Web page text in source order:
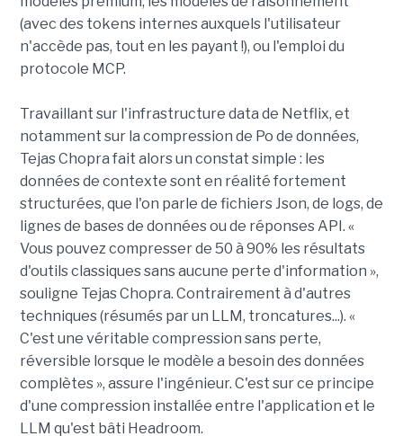
(avec des tokens internes auxquels l'utilisateur
n'accède pas, tout en les payant !), ou l'emploi du
protocole MCP.
Travaillant sur l'infrastructure data de Netflix, et
notamment sur la compression de Po de données,
Tejas Chopra fait alors un constat simple : les
données de contexte sont en réalité fortement
structurées, que l'on parle de fichiers Json, de logs, de
lignes de bases de données ou de réponses API. «
Vous pouvez compresser de 50 à 90% les résultats
d'outils classiques sans aucune perte d'information »,
souligne Tejas Chopra. Contrairement à d'autres
techniques (résumés par un LLM, troncatures...). «
C'est une véritable compression sans perte,
réversible lorsque le modèle a besoin des données
complètes », assure l'ingénieur. C'est sur ce principe
d'une compression installée entre l'application et le
LLM qu'est bâti Headroom.